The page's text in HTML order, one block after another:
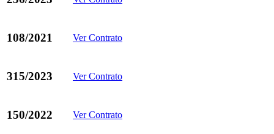
108/2021 Ver Contrato
315/2023 Ver Contrato
150/2022 Ver Contrato